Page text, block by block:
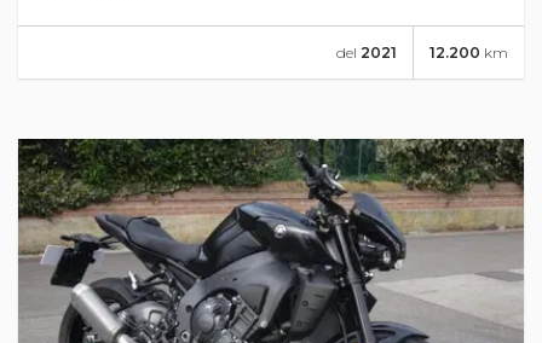
12.200 km
del 2021